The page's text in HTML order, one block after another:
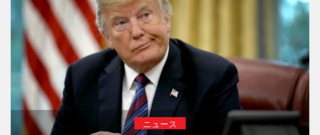
ニュース